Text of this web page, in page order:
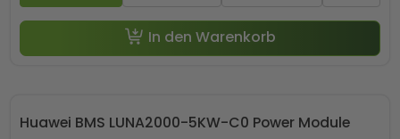
In den Warenkorb
Huawei BMS LUNA2000-5KW-C0 Power Module